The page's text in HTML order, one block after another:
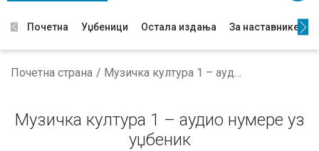
Почетна Уџбеници Остала издања За наставнике
Почетна страна Музичка култура 1 – аудио нумере уз уџбеник
Музичка култура 1 – аудио нумере уз
уџбеник